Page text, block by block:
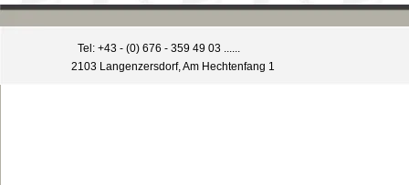
Tel: +43 - (0) 676 - 359 49 03 ......
2103 Langenzersdorf, Am Hechtenfang 1